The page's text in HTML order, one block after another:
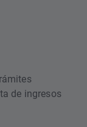
de ingresos